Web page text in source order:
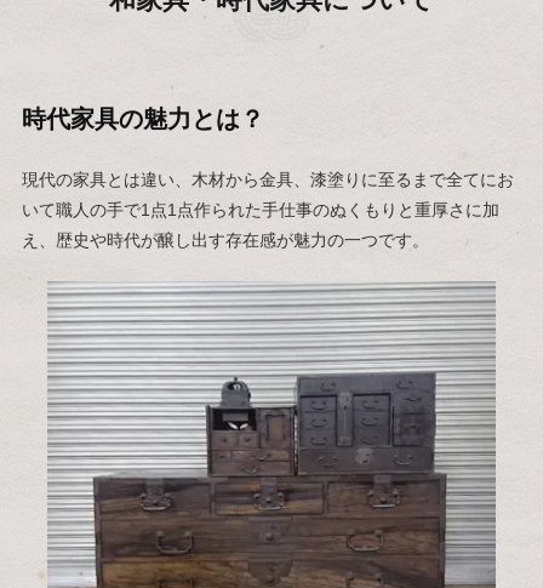
時代家具の魅力とは？
現代の家具とは違い、木材から金具、漆塗りに至るまで全てにお
いて職人の手で1点1点作られた手仕事のぬくもりと重厚さに加
え、歴史や時代が醸し出す存在感が魅力の一つです。